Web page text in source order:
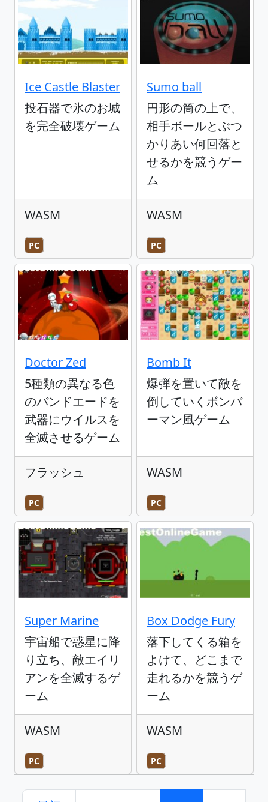
Ice Castle Blaster
投石器で氷のお城
を完全破壊ゲーム
WASM
PC
Sumo ball
円形の筒の上で、
相手ボールとぶつ
かりあい何回落と
せるかを競うゲー
ム
WASM
PC
Doctor Zed
5種類の異なる色
のバンドエードを
武器にウイルスを
全滅させるゲーム
フラッシュ
PC
Bomb It
爆弾を置いて敵を
倒していくボンバ
ーマン風ゲーム
WASM
PC
Super Marine
宇宙船で惑星に降
り立ち、敵エイリ
アンを全滅するゲ
ーム
WASM
PC
Box Dodge Fury
落下してくる箱を
よけて、どこまで
走れるかを競うゲ
ーム
WASM
PC